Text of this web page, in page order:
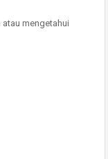
mengetahui